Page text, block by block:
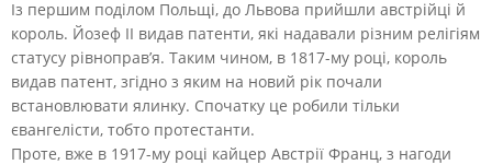
Із першим поділом Польщі, до Львова прийшли австрійці й
король. Йозеф ІІ видав патенти, які надавали різним релігіям
статусу рівноправ’я. Таким чином, в 1817-му році, король
видав патент, згідно з яким на новий рік почали
встановлювати ялинку. Спочатку це робили тільки
євангелісти, тобто протестанти.
Проте, вже в 1917-му році кайцер Австрії Франц, з нагоди